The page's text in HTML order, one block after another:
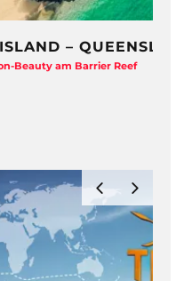
QUEENSLAND
Reef